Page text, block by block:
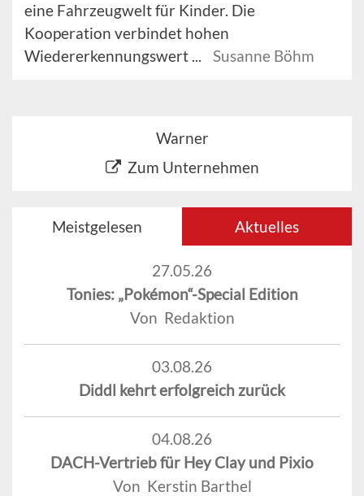
eine Fahrzeugwelt für Kinder. Die
Kooperation verbindet hohen
Wiedererkennungswert ...
Susanne Böhm
Warner
Zum Unternehmen
Meistgelesen Aktuelles
27.05.26
Tonies: „Pokémon“-Special Edition
Von Redaktion
03.08.26
Diddl kehrt erfolgreich zurück
04.08.26
DACH-Vertrieb für Hey Clay und Pixio
Von Kerstin Barthel